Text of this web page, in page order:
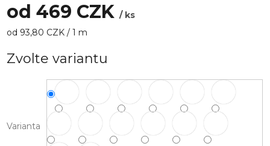
od469 CZK / ks
Měrná
od 93,80 CZK / 1 m
Zvolte variantu
Varianta